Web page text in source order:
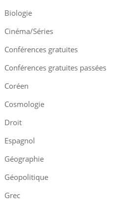
Biologie
Cinéma/Séries
Conférences gratuites
Conférences gratuites passées
Coréen
Cosmologie
Droit
Espagnol
Géographie
Géopolitique
Grec